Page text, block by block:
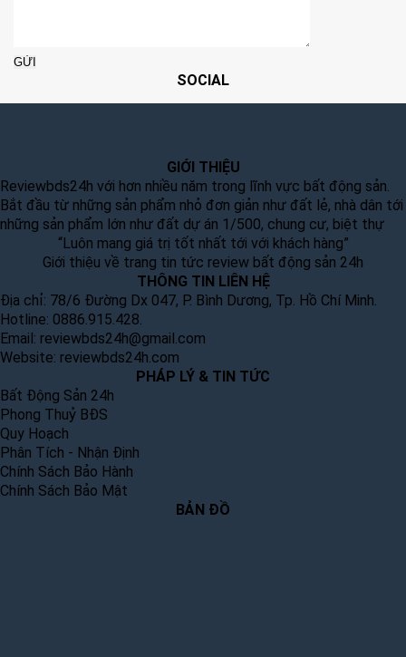
SOCIAL
GIỚI THIỆU
Reviewbds24h với hơn nhiều năm trong lĩnh vực bất động sản.
Bắt đầu từ những sản phẩm nhỏ đơn giản như đất lẻ, nhà dân tới
những sản phẩm lớn như đất dự án 1/500, chung cư, biệt thự
“Luôn mang giá trị tốt nhất tới với khách hàng”
Giới thiệu về trang tin tức review bất động sản 24h
THÔNG TIN LIÊN HỆ
Địa chỉ: 78/6 Đường Dx 047, P. Bình Dương, Tp. Hồ Chí Minh.
Hotline: 0886.915.428.
Email: reviewbds24h@gmail.com
Website: reviewbds24h.com
PHÁP LÝ & TIN TỨC
Bất Động Sản 24h
Phong Thuỷ BĐS
Quy Hoạch
Phân Tích - Nhận Định
Chính Sách Bảo Hành
Chính Sách Bảo Mật
BẢN ĐỒ